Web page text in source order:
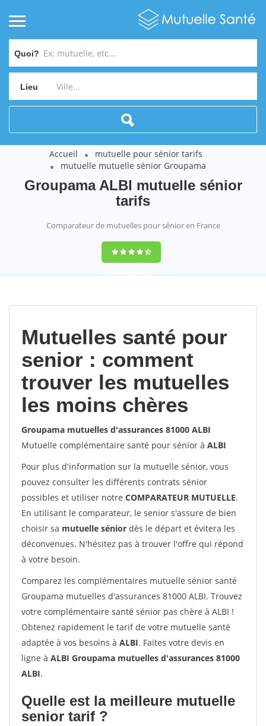
Quoi?
Lieu
Accueil
mutuelle pour sénior tarifs
mutuelle mutuelle sénior Groupama
Groupama ALBI mutuelle sénior
tarifs
Comparateur de mutuelles pour sénior en France
9,2(100%)452
Mutuelles santé pour
senior : comment
trouver les mutuelles
les moins chères
Groupama mutuelles d'assurances 81000 ALBI
Mutuelle complémentaire santé pour sénior à ALBI
Pour plus d'information sur la mutuelle sénior, vous
pouvez consulter les différents contrats sénior
possibles et utiliser notre COMPARATEUR MUTUELLE.
En utilisant le comparateur, le senior s'assure de bien
choisir sa mutuelle sénior dès le départ et évitera les
déconvenues. N'hésitez pas à trouver l'offre qui répond
à votre besoin.
Comparez les complémentaires mutuelle sénior santé
Groupama mutuelles d'assurances 81000 ALBI. Trouvez
votre complémentaire santé sénior pas chère à ALBI !
Obtenez rapidement le tarif de votre mutuelle santé
adaptée à vos besoins à ALBI. Faites votre devis en
ligne à ALBI Groupama mutuelles d'assurances 81000
ALBI.
Quelle est la meilleure mutuelle
senior tarif ?